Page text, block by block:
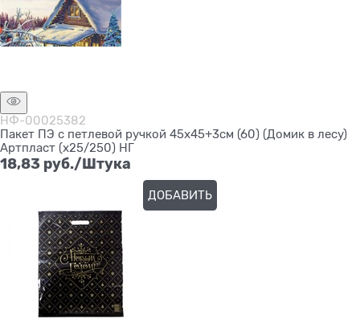
НФ-00025382
Пакет ПЭ с петлевой ручкой 45х45+3см (60) (Домик в лесу)
Артпласт (х25/250) НГ
18,83 руб./Штука
ДОБАВИТЬ